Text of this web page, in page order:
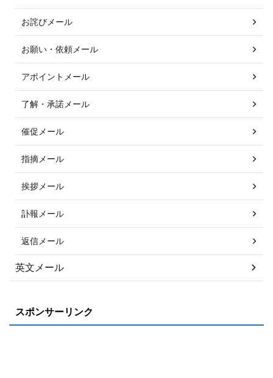
お詫びメール
お願い・依頼メール
アポイントメール
了解・承諾メール
催促メール
指摘メール
挨拶メール
訃報メール
返信メール
英文メール
スポンサーリンク